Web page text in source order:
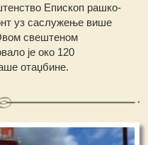
Епископ рашко-
уз саслужење више
свештеном
је око 120
отаџбине.